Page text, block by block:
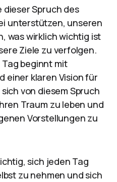
dieser Spruch des
unterstützen, unseren
was wirklich wichtig ist
Ziele zu verfolgen.
beginnt mit
einer klaren Vision für
von diesem Spruch
Traum zu leben und
Vorstellungen zu
sich jeden Tag
zu nehmen und sich